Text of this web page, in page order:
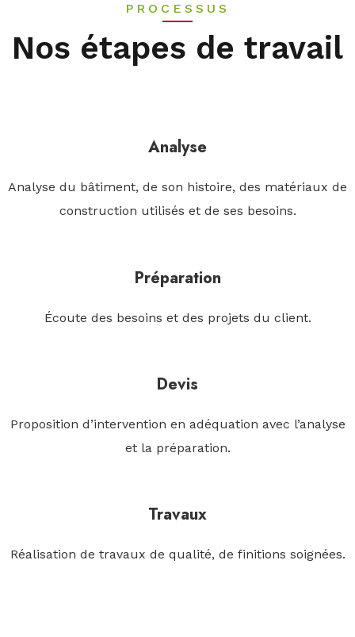
PROCESSUS
Nos étapes de travail
Analyse
Analyse du bâtiment, de son histoire, des matériaux de
construction utilisés et de ses besoins.
Préparation
Écoute des besoins et des projets du client.
Devis
Proposition d’intervention en adéquation avec l’analyse
et la préparation.
Travaux
Réalisation de travaux de qualité, de finitions soignées.